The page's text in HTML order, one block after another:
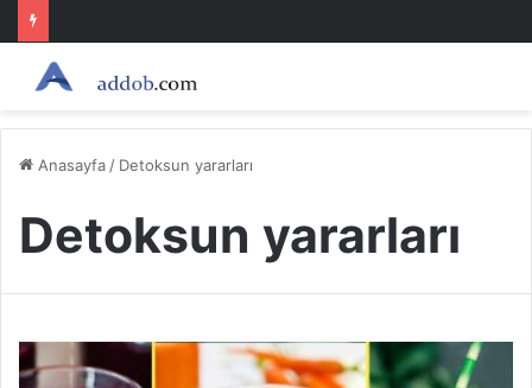
Anasayfa / Detoksun yararları
Detoksun yararları